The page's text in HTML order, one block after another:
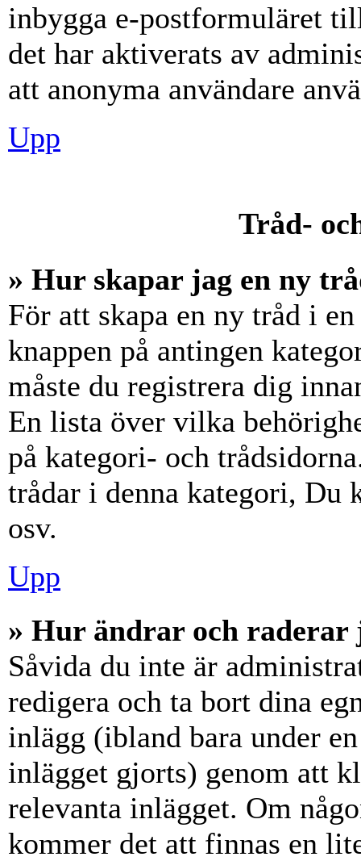
inbygga e-postformuläret
det har aktiverats av
att anonyma användare
Upp
Tråd-
» Hur skapar jag en ny
För att skapa en ny tråd i
knappen på antingen
måste du registrera dig
En lista över vilka
på kategori- och
trådar i denna kategori, Du
osv.
Upp
» Hur ändrar och raderar
Såvida du inte är
redigera och ta bort dina
inlägg (ibland bara under
inlägget gjorts) genom att
relevanta inlägget. Om
kommer det att finnas en